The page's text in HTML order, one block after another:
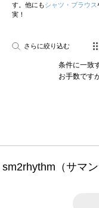
す。他にもシャツ・ブラウス
実！
さらに絞り込む
条件に一致
お手数です
sm2rhythm（サマ